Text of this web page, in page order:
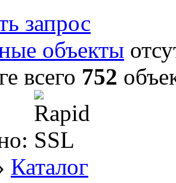
запрос
объекты
всего 752
Каталог